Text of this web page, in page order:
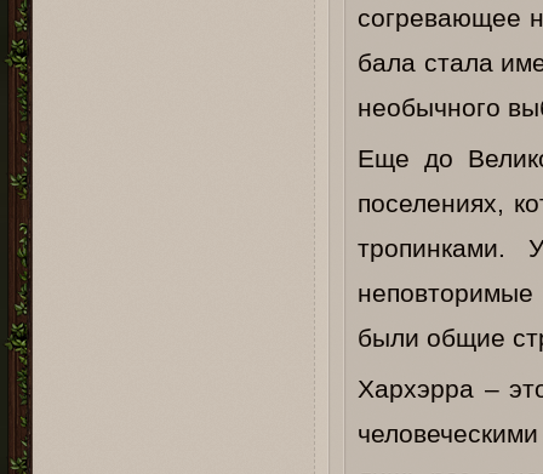
согревающее
бала стала
необычного
Еще до
поселениях,
тропинками.
были общие
Хархэрра –